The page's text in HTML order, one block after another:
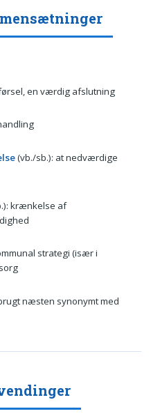
en værdig afslutning
(vb./sb.): at nedværdige
krænkelse af
strategi (især i
næsten synonymt med